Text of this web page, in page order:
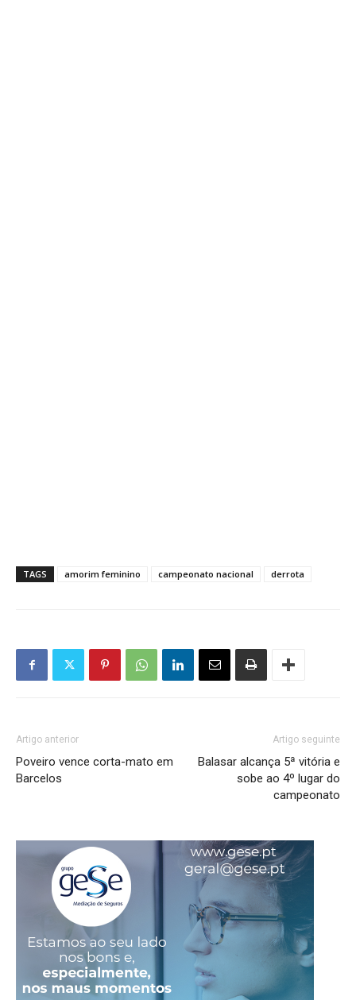
TAGS amorim feminino campeonato nacional derrota
Artigo anterior
Poveiro vence corta-mato em
Barcelos
Artigo seguinte
Balasar alcança 5ª vitória e
sobe ao 4º lugar do
campeonato